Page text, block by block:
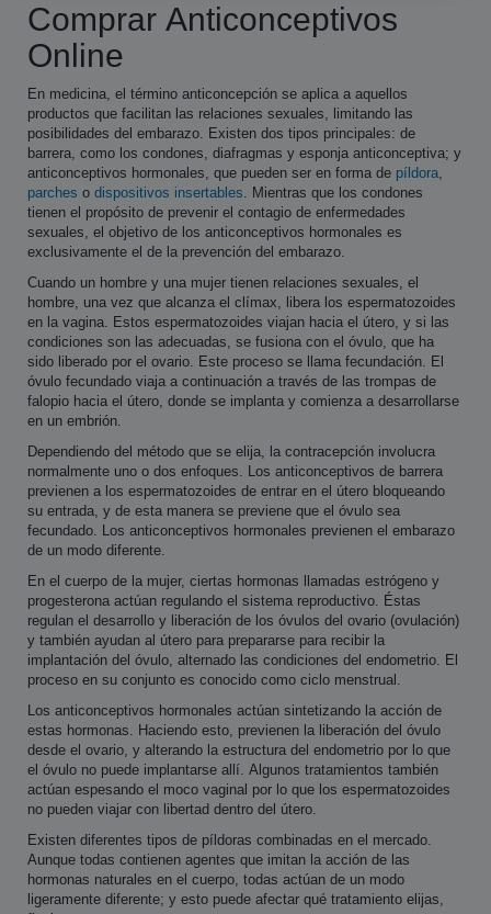
Comprar Anticonceptivos
Online
En medicina, el término anticoncepción se aplica a aquellos
productos que facilitan las relaciones sexuales, limitando las
posibilidades del embarazo. Existen dos tipos principales: de
barrera, como los condones, diafragmas y esponja anticonceptiva; y
anticonceptivos hormonales, que pueden ser en forma de píldora,
parches o dispositivos insertables. Mientras que los condones
tienen el propósito de prevenir el contagio de enfermedades
sexuales, el objetivo de los anticonceptivos hormonales es
exclusivamente el de la prevención del embarazo.
Cuando un hombre y una mujer tienen relaciones sexuales, el
hombre, una vez que alcanza el clímax, libera los espermatozoides
en la vagina. Estos espermatozoides viajan hacia el útero, y si las
condiciones son las adecuadas, se fusiona con el óvulo, que ha
sido liberado por el ovario. Este proceso se llama fecundación. El
óvulo fecundado viaja a continuación a través de las trompas de
falopio hacia el útero, donde se implanta y comienza a desarrollarse
en un embrión.
Dependiendo del método que se elija, la contracepción involucra
normalmente uno o dos enfoques. Los anticonceptivos de barrera
previenen a los espermatozoides de entrar en el útero bloqueando
su entrada, y de esta manera se previene que el óvulo sea
fecundado. Los anticonceptivos hormonales previenen el embarazo
de un modo diferente.
En el cuerpo de la mujer, ciertas hormonas llamadas estrógeno y
progesterona actúan regulando el sistema reproductivo. Éstas
regulan el desarrollo y liberación de los óvulos del ovario (ovulación)
y también ayudan al útero para prepararse para recibir la
implantación del óvulo, alternado las condiciones del endometrio. El
proceso en su conjunto es conocido como ciclo menstrual.
Los anticonceptivos hormonales actúan sintetizando la acción de
estas hormonas. Haciendo esto, previenen la liberación del óvulo
desde el ovario, y alterando la estructura del endometrio por lo que
el óvulo no puede implantarse allí. Algunos tratamientos también
actúan espesando el moco vaginal por lo que los espermatozoides
no pueden viajar con libertad dentro del útero.
Existen diferentes tipos de píldoras combinadas en el mercado.
Aunque todas contienen agentes que imitan la acción de las
hormonas naturales en el cuerpo, todas actúan de un modo
ligeramente diferente; y esto puede afectar qué tratamiento elijas,